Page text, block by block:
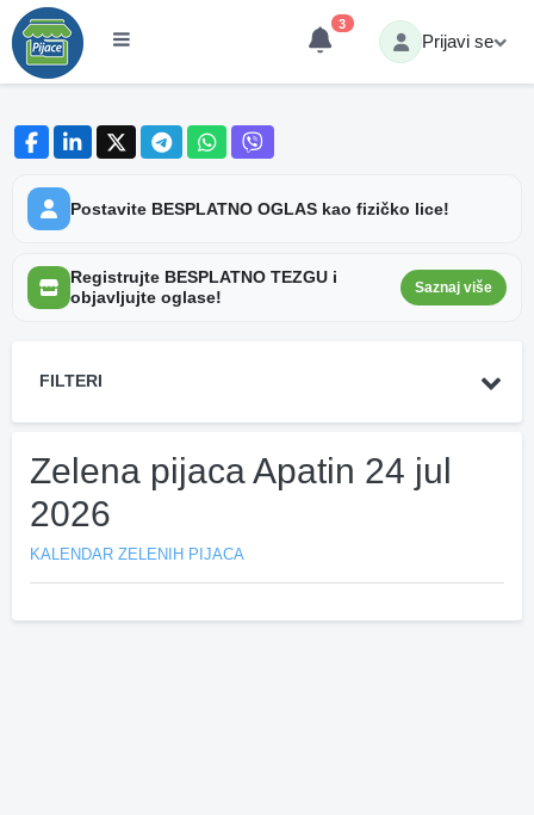
3
Prijavi se
Postavite BESPLATNO OGLAS kao fizičko lice!
Registrujte BESPLATNO TEZGU i
objavljujte oglase!
Saznaj više
FILTERI
Zelena pijaca Apatin 24 jul
2026
KALENDAR ZELENIH PIJACA